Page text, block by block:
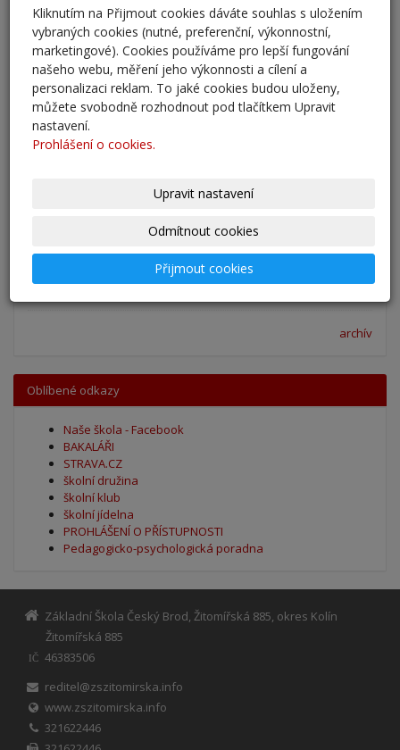
Nový školní rok - informace
31. 8. 2025
Pěšky do školy
29. 8. 2025
Adaptační kurzy
Zahájení školního roku 2025/2026
Výsledky - přestup do 6. očníku
30. 5. 2025
archív
Oblíbené odkazy
Naše škola - Facebook
BAKALÁŘI
STRAVA.CZ
školní družina
školní klub
školní jídelna
PROHLÁŠENÍ O PŘÍSTUPNOSTI
Pedagogicko-psychologická poradna
Základní Škola Český Brod, Žitomířská 885, okres Kolín
Žitomířská 885
IČ
46383506
reditel@zszitomirska.info
www.zszitomirska.info
321622446
Kliknutím na Přijmout cookies dáváte souhlas s uložením
vybraných cookies (nutné, preferenční, výkonnostní,
marketingové). Cookies používáme pro lepší fungování
našeho webu, měření jeho výkonnosti a cílení a
personalizaci reklam. To jaké cookies budou uloženy,
můžete svobodně rozhodnout pod tlačítkem Upravit
nastavení.
Prohlášení o cookies.
Upravit nastavení
Odmítnout cookies
Přijmout cookies